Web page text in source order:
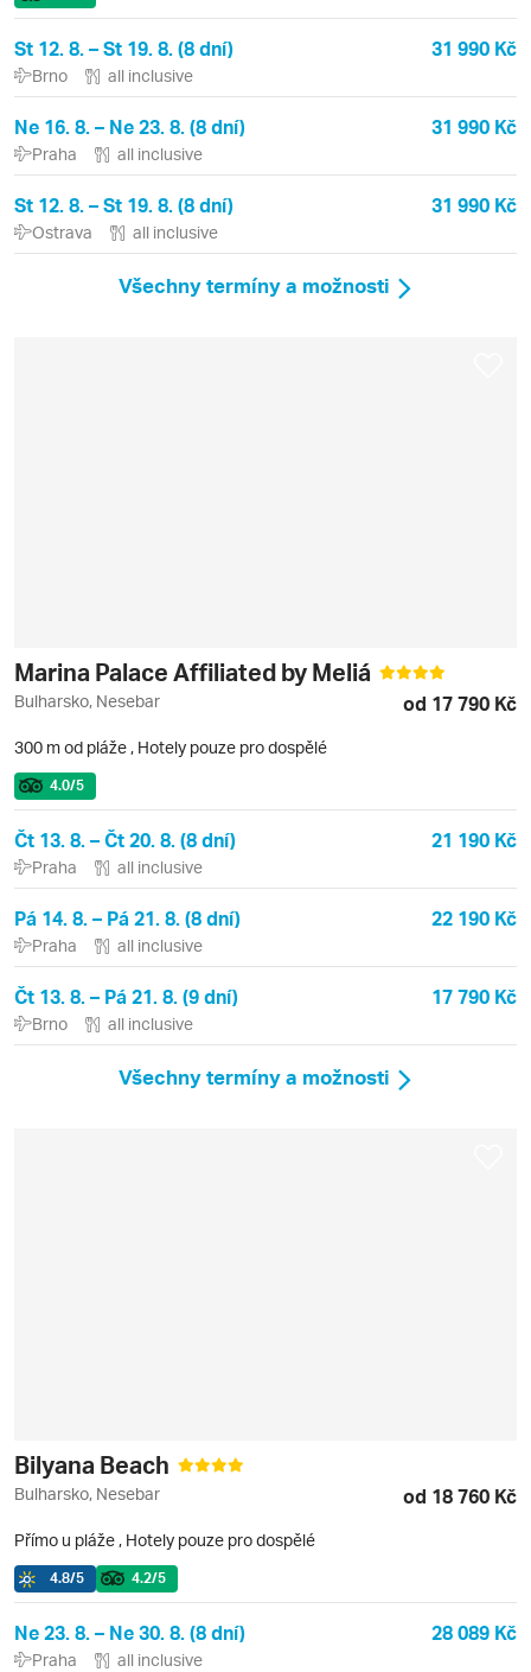
St 12. 8. – St 19. 8. (8 dní) 31 990 Kč
Brno all inclusive
Ne 16. 8. – Ne 23. 8. (8 dní) 31 990 Kč
Praha all inclusive
St 12. 8. – St 19. 8. (8 dní) 31 990 Kč
Ostrava all inclusive
Všechny termíny a možnosti
Marina Palace Affiliated by Meliá
Bulharsko, Nesebar od 17 790 Kč
300 m od pláže , Hotely pouze pro dospělé
4.0/5
Čt 13. 8. – Čt 20. 8. (8 dní) 21 190 Kč
Praha all inclusive
Pá 14. 8. – Pá 21. 8. (8 dní) 22 190 Kč
Praha all inclusive
Čt 13. 8. – Pá 21. 8. (9 dní) 17 790 Kč
Brno all inclusive
Všechny termíny a možnosti
Bilyana Beach
Bulharsko, Nesebar od 18 760 Kč
Přímo u pláže , Hotely pouze pro dospělé
4.8/5 4.2/5
Ne 23. 8. – Ne 30. 8. (8 dní) 28 089 Kč
Praha all inclusive